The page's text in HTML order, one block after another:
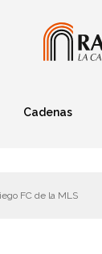
Cadenas
FC de la MLS